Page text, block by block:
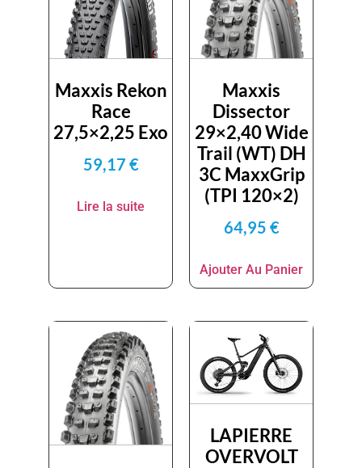
Maxxis Rekon
Race
27,5×2,25 Exo
59,17 €
Lire la suite
Maxxis
Dissector
29×2,40 Wide
Trail (WT) DH
3C MaxxGrip
(TPI 120×2)
64,95 €
Ajouter Au Panier
LAPIERRE
OVERVOLT